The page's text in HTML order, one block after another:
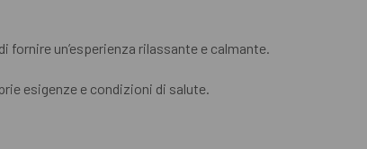
un’esperienza rilassante e calmante.
esigenze e condizioni di salute.